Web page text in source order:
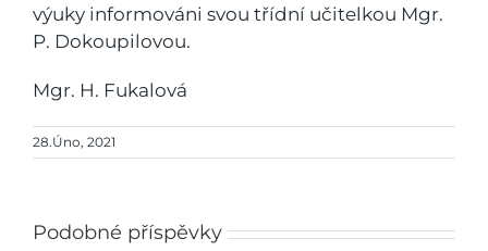
výuky informováni svou třídní učitelkou Mgr.
P. Dokoupilovou.
Mgr. H. Fukalová
28.Úno, 2021
Podobné příspěvky